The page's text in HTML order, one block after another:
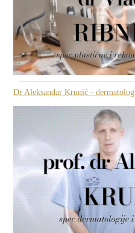
Dr Aleksandar Krunić - dermatolog